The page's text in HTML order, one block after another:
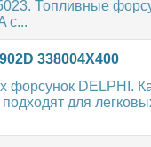
Топливные
с...
338004X400
форсунок DELPHI.
для